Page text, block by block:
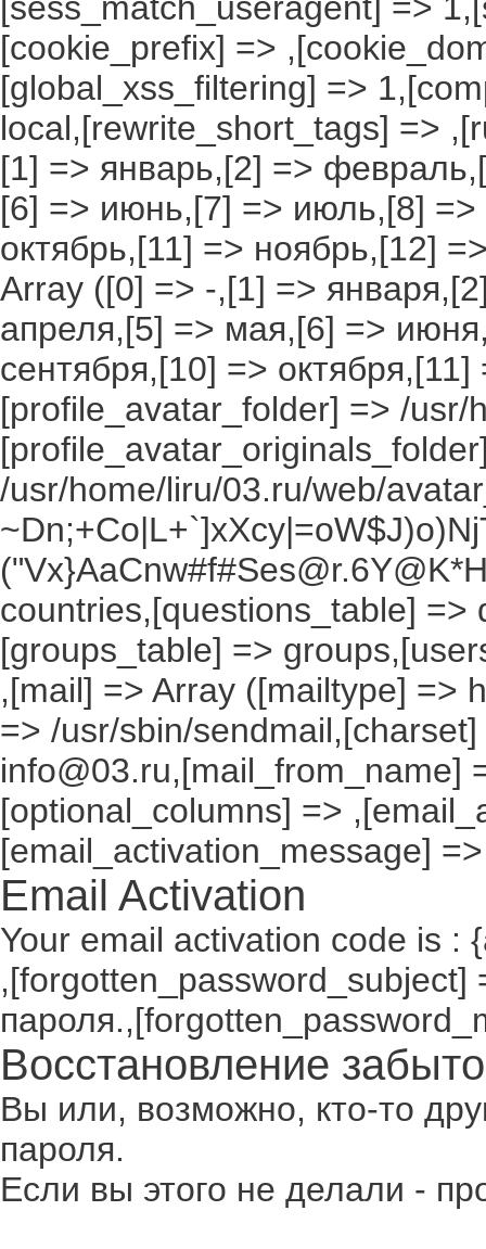
[cookie_prefix] =>
[global_xss_filtering] =>
local,[rewrite_short_tags] =>
[1] => январь,[2] =>
[6] => июнь,[7] => июль,[8] =>
октябрь,[11] => ноябрь,[12]
Array ([0] => -,[1] =>
апреля,[5] => мая,[6] =>
сентября,[10] =>
[profile_avatar_folder] => /
/usr/home/liru/03.ru/web/
countries,[questions_table]
[groups_table] =>
,[mail] => Array ([mailtype] =>
=> /usr/sbin/
info@03.ru,[mail_from_name]
[optional_columns] =>
[email_activation_message] =>
Email Activation
Your email activation code is :
,[forgotten_password_subject]
Восстановление
Вы или, возможно, кто-то
пароля.
Если вы этого не делали -